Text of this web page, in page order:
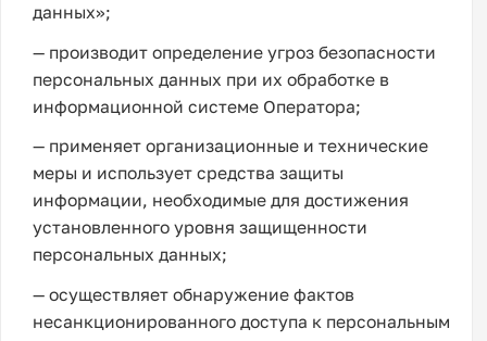
данных»;
— производит определение угроз безопасности
персональных данных при их обработке в
информационной системе Оператора;
— применяет организационные и технические
меры и использует средства защиты
информации, необходимые для достижения
установленного уровня защищенности
персональных данных;
— осуществляет обнаружение фактов
несанкционированного доступа к персональным